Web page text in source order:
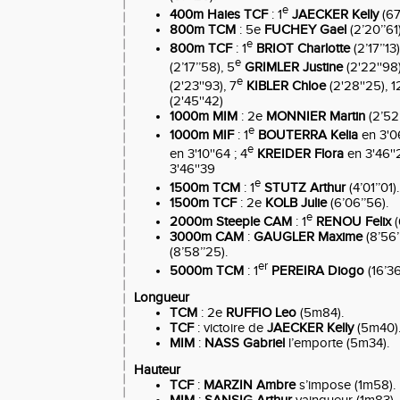
400m Haies TCF: 1e JAECKER Kelly
800m TCM : 5e FUCHEY Gael
800m TCF: 1e BRIOT Charlotte
(2’17’’58), 5e GRIMLER Justine
(2'23''93), 7e KIBLER Chloe(2'28''25),
(2'45''42)
1000m MIM : 2e MONNIER Martin
1000m MIF: 1e BOUTERRA Kelia en
en 3'10''64 ; 4e KREIDER Flora en
3'46''39
1500m TCM : 1e STUTZ Arthur(4’01’’01).
1500m TCF: 2e KOLB Julie(6’06’’56).
2000m Steeple CAM : 1e RENOU Felix
3000m CAM : GAUGLER Maxime
(8’58’’25).
5000m TCM : 1er PEREIRA Diogo
Longueur
TCM : 2e RUFFIO Leo (5m84).
TCF: victoire de JAECKER Kelly(5m40).
MIM : NASS Gabriel l’emporte (5m34).
Hauteur
TCF: MARZIN Ambres’impose (1m58).